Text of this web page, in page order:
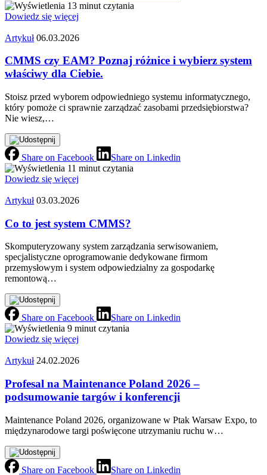
13 minut czytania
Dowiedz się więcej
Artykuł 06.03.2026
CMMS czy EAM? Poznaj różnice i wybierz system
właściwy dla Ciebie.
Stoisz przed wyborem odpowiedniego systemu informatycznego,
który pomoże ci sprawnie zarządzać zasobami przedsiębiorstwa?
Nie wiesz,…
Share on Facebook
Share on Linkedin
11 minut czytania
Dowiedz się więcej
Artykuł 03.03.2026
Co to jest system CMMS?
Skomputeryzowany system zarządzania serwisowaniem,
specjalistyczne oprogramowanie dedykowane firmom
przemysłowym i system odpowiedzialny za gospodarkę
remontową…
Share on Facebook
Share on Linkedin
9 minut czytania
Dowiedz się więcej
Artykuł 24.02.2026
Profesal na Maintenance Poland 2026 –
podsumowanie targów i konferencji
Maintenance Poland 2026, organizowane w Ptak Warsaw Expo, to
międzynarodowe targi poświęcone utrzymaniu ruchu w…
Share on Facebook
Share on Linkedin